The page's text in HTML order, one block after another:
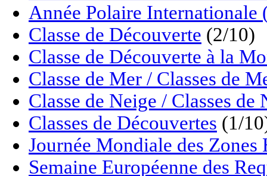
Année Polaire Internationale
Classe de Découverte (2/10)
Classe de Découverte à la
Classe de Mer / Classes de
Classe de Neige / Classes de
Classes de Découvertes (1/
Journée Mondiale des
Semaine Européenne des